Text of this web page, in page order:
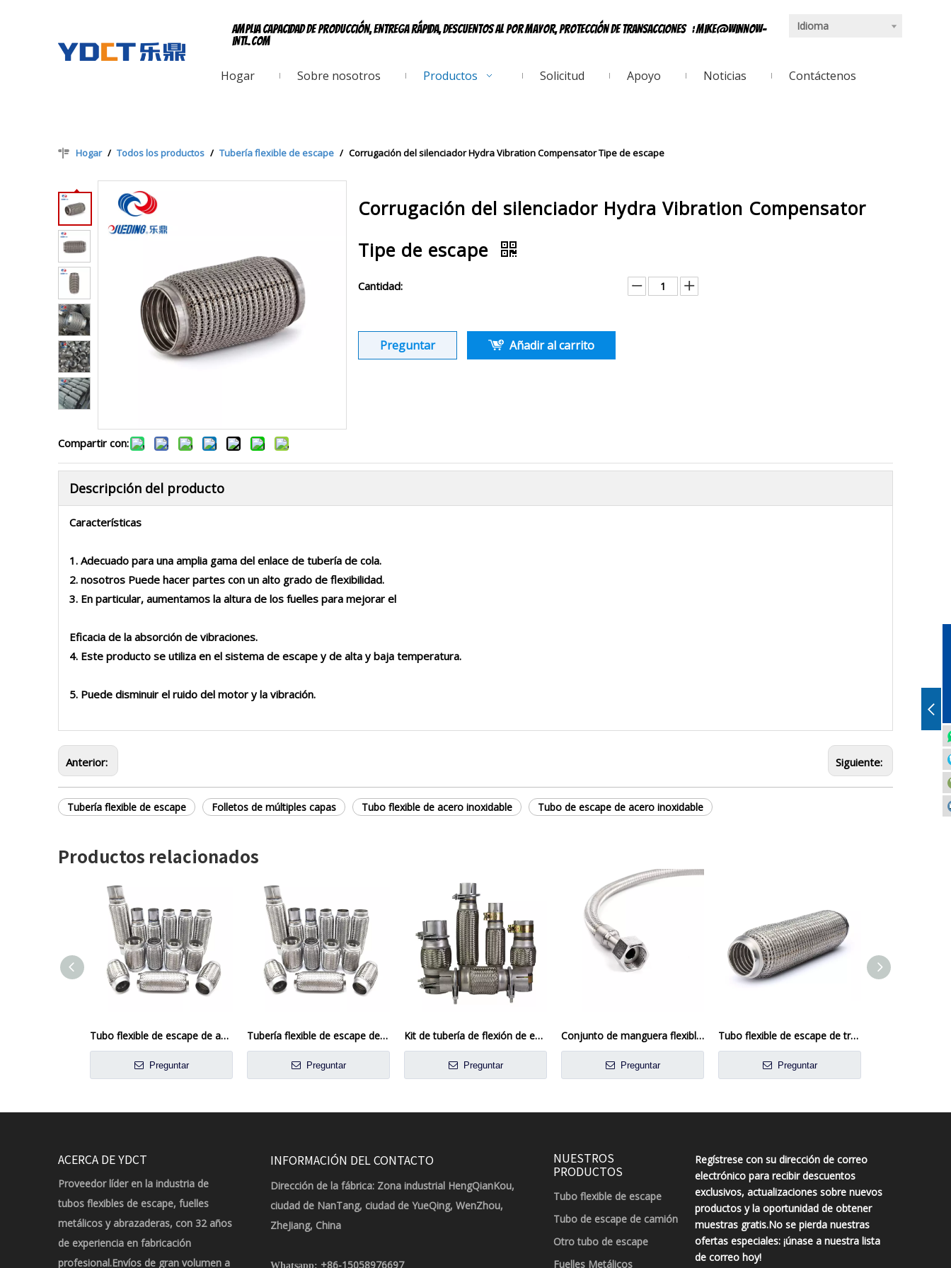
Amplia capacidad de producción, entrega rápida, descuentos al por mayor, protección de transacciones :mike@winnow-
intl.com
Idioma
Hogar Sobre nosotros Productos Solicitud Apoyo Noticias Contáctenos
Hogar / Todos los productos / Tubería flexible de escape / Corrugación del silenciador Hydra Vibration Compensator Tipe de escape
Compartir con:
Corrugación del silenciador Hydra Vibration Compensator
Tipe de escape
Cantidad:
Preguntar Añadir al carrito
Descripción del producto
Características
1. Adecuado para una amplia gama del enlace de tubería de cola.
2. nosotros Puede hacer partes con un alto grado de flexibilidad.
3. En particular, aumentamos la altura de los fuelles para mejorar el
Eficacia de la absorción de vibraciones.
4. Este producto se utiliza en el sistema de escape y de alta y baja temperatura.
5. Puede disminuir el ruido del motor y la vibración.
Anterior: Siguiente:
Tubería flexible de escape Folletos de múltiples capas Tubo flexible de acero inoxidable Tubo de escape de acero inoxidable
Productos relacionados
Tubo flexible de escape de acero inoxidable de 4 pulgadas para aplicaciones industriales y automotrices
Preguntar
Tubería flexible de escape de acero inoxidable de 2.5 pulgadas para aplicaciones automotrices y de camiones
Preguntar
Kit de tubería de flexión de escape universal no soldado
Preguntar
Conjunto de manguera flexible de acero inoxidable de alta resistencia
Preguntar
Tubo flexible de escape de trenza de malla delgada para automotriz
Preguntar
ACERCA DE YDCT
Proveedor líder en la industria de
tubos flexibles de escape, fuelles
metálicos y abrazaderas, con 32 años
de experiencia en fabricación
profesional.Envíos de gran volumen a
INFORMACIÓN DEL CONTACTO
Dirección de la fábrica: Zona industrial HengQianKou,
ciudad de NanTang, ciudad de YueQing, WenZhou,
ZheJiang, China
Whatsapp: +86-15058976697
NUESTROS
PRODUCTOS
Tubo flexible de escape
Tubo de escape de camión
Otro tubo de escape
Fuelles Metálicos
Regístrese con su dirección de correo
electrónico para recibir descuentos
exclusivos, actualizaciones sobre nuevos
productos y la oportunidad de obtener
muestras gratis.No se pierda nuestras
ofertas especiales: ¡únase a nuestra lista
de correo hoy!